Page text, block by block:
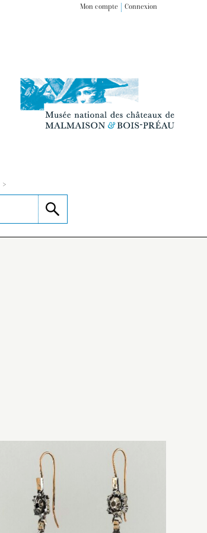
Mon compte Connexion
>
Pendants en argent doré
découpé et estampé
recouvert de petits brillants